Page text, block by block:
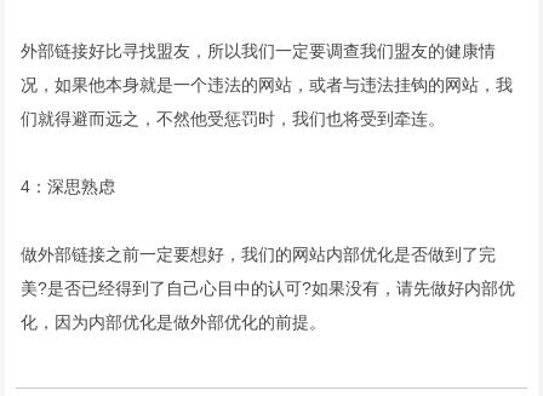
外部链接好比寻找盟友，所以我们一定要调查我们盟友的健康情
况，如果他本身就是一个违法的网站，或者与违法挂钩的网站，我
们就得避而远之，不然他受惩罚时，我们也将受到牵连。
4：深思熟虑
做外部链接之前一定要想好，我们的网站内部优化是否做到了完
美?是否已经得到了自己心目中的认可?如果没有，请先做好内部优
化，因为内部优化是做外部优化的前提。